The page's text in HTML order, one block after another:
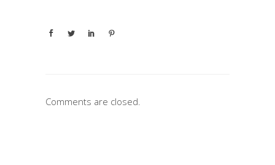
Comments are closed.